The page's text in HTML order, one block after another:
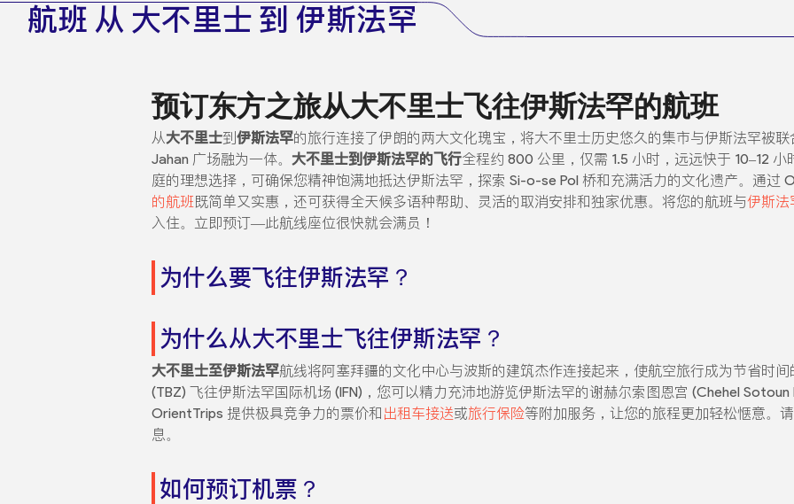
航班 从 大不里士 到 伊斯法罕
预订东方之旅从大不里士飞往伊斯法罕的航班
从大不里士到 伊斯法罕的旅行连接了伊朗的两大文化瑰宝，将大不里士历史悠久的集市与伊斯法罕被
Jahan 广场融为一体。 大不里士到伊斯法罕的飞行全程约 800 公里，仅需 1.5 小时，远远快于 10–12
庭的理想选择，可确保您精神饱满地抵达伊斯法罕，探索 Si-o-se Pol 桥和充满活力的文化遗产。通过
的航班既简单又实惠，还可获得全天候多语种帮助、灵活的取消安排和独家优惠。将您的航班与伊斯法
入住。立即预订—此航线座位很快就会满员！
为什么要飞往伊斯法罕？
为什么从大不里士飞往伊斯法罕？
大不里士至伊斯法罕航线将阿塞拜疆的文化中心与波斯的建筑杰作连接起来，使航空旅行成为节省时
(TBZ) 飞往伊斯法罕国际机场 (IFN)，您可以精力充沛地游览伊斯法罕的谢赫尔索图恩宫 (Chehel
OrientTrips 提供极具竞争力的票价和 出租车接送或旅行保险等附加服务，让您的旅程更加轻松惬意。
息。
如何预订机票？